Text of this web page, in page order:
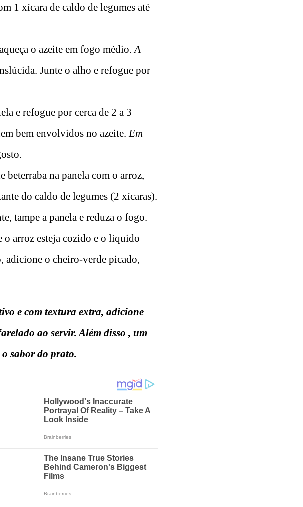
1 xícara de caldo de legumes até
o azeite em fogo médio. A
Junte o alho e refogue por
e refogue por cerca de 2 a 3
bem envolvidos no azeite. Em
beterraba na panela com o arroz,
do caldo de legumes (2 xícaras).
tampe a panela e reduza o fogo.
o arroz esteja cozido e o líquido
adicione o cheiro-verde picado,
e com textura extra, adicione
ao servir. Além disso , um
sabor do prato.